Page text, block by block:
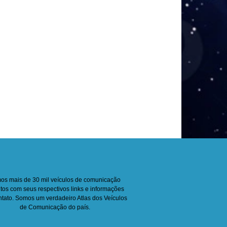
mais de 30 mil veículos de comunicação
com seus respectivos links e informações
Somos um verdadeiro Atlas dos Veículos
de Comunicação do país.